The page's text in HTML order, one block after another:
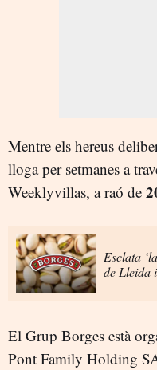
Mentre els hereus
lloga per setmanes a
Weeklyvillas, a raó de
Esclata
de Lleida
El Grup Borges està
Pont Family Holding